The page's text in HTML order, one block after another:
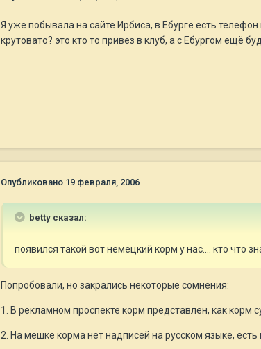
Я уже побывала на сайте Ирбиса, в Ебурге есть
крутовато? это кто то привез в клуб, а с Ебургом ещё
Опубликовано 19 февраля, 2006
betty сказал:
появился такой вот немецкий корм у нас.... кто что
Попробовали, но закрались некоторые сомнения:
1. В рекламном проспекте корм представлен, как корм
2. На мешке корма нет надписей на русском языке, есть